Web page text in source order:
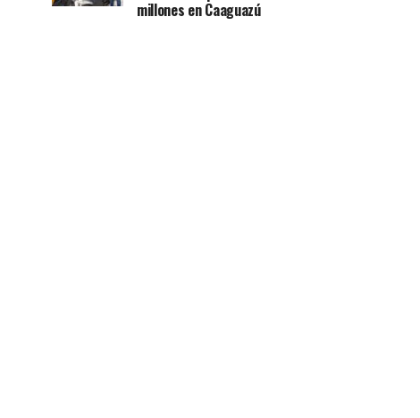
millones en Caaguazú